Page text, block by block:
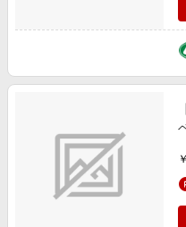
￥